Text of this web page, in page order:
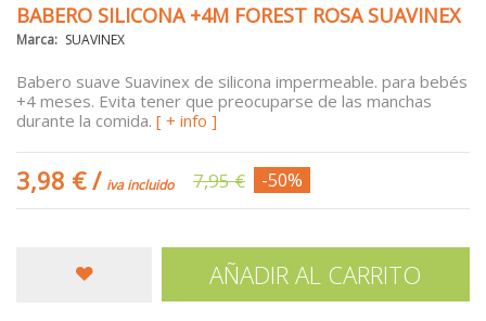
BABERO SILICONA +4M FOREST ROSA SUAVINEX
Marca: SUAVINEX
Babero suave Suavinex de silicona impermeable. para bebés
+4 meses. Evita tener que preocuparse de las manchas
durante la comida. [ + info ]
3,98 €/ iva incluido 7,95 € -50%
AÑADIR AL CARRITO